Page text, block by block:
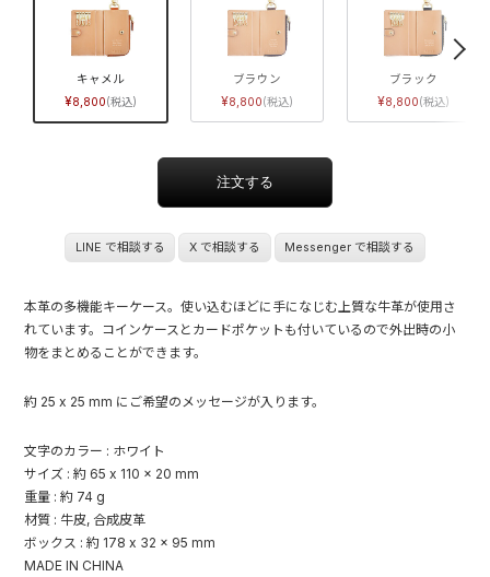
キャメル
8,800
ブラウン
8,800
ブラック
8,800
LINE で相談する X で相談する Messenger で相談する
本革の多機能キーケース。使い込むほどに手になじむ上質な牛革が使用さ
れています。コインケースとカードポケットも付いているので外出時の小
物をまとめることができます。
約 25 x 25 mm にご希望のメッセージが入ります。
文字のカラー : ホワイト
サイズ : 約 65 x 110 x 20 mm
重量 : 約 74 g
材質 : 牛皮, 合成皮革
ボックス : 約 178 x 32 x 95 mm
MADE IN CHINA